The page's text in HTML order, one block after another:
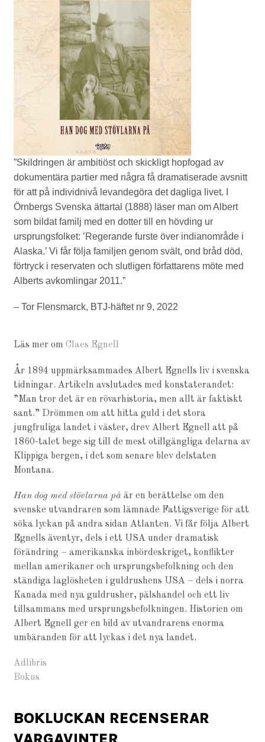
”Skildringen är ambitiöst och skickligt hopfogad av
dokumentära partier med några få dramatiserade avsnitt
för att på individnivå levandegöra det dagliga livet. I
Örnbergs Svenska ättartal (1888) läser man om Albert
som bildat familj med en dotter till en hövding ur
ursprungsfolket: ’Regerande furste över indianområde i
Alaska.’ Vi får följa familjen genom svält, ond bråd död,
förtryck i reservaten och slutligen författarens möte med
Alberts avkomlingar 2011.”
– Tor Flensmarck, BTJ-häftet nr 9, 2022
Läs mer omClaes Egnell
År 1894 uppmärksammades Albert Egnells liv i svenska
tidningar. Artikeln avslutades med konstaterandet:
”Man tror det är en rövarhistoria, men allt är faktiskt
sant.” Drömmen om att hitta guld i det stora
jungfruliga landet i väster, drev Albert Egnell att på
1860-talet bege sig till de mest otillgängliga delarna av
Klippiga bergen, i det som senare blev delstaten
Montana.
Han dog med stövlarna på är en berättelse om den
svenske utvandraren som lämnade Fattigsverige för att
söka lyckan på andra sidan Atlanten. Vi får följa Albert
Egnells äventyr, dels i ett USA under dramatisk
förändring – amerikanska inbördeskriget, konflikter
mellan amerikaner och ursprungsbefolkning och den
ständiga laglösheten i guldrushens USA – dels i norra
Kanada med nya guldrusher, pälshandel och ett liv
tillsammans med ursprungsbefolkningen. Historien om
Albert Egnell ger en bild av utvandrarens enorma
umbäranden för att lyckas i det nya landet.
Adlibris
Bokus
BOKLUCKAN RECENSERAR